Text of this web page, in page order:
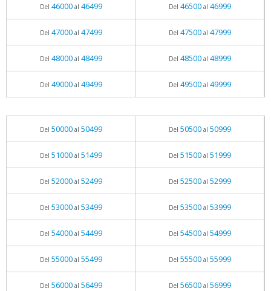
Del 46000al 46499 Del 46500al 46999
Del 47000al 47499 Del 47500al 47999
Del 48000al 48499 Del 48500al 48999
Del 49000al 49499 Del 49500al 49999
Del 50000al 50499 Del 50500al 50999
Del 51000al 51499 Del 51500al 51999
Del 52000al 52499 Del 52500al 52999
Del 53000al 53499 Del 53500al 53999
Del 54000al 54499 Del 54500al 54999
Del 55000al 55499 Del 55500al 55999
Del 56000al 56499 Del 56500al 56999